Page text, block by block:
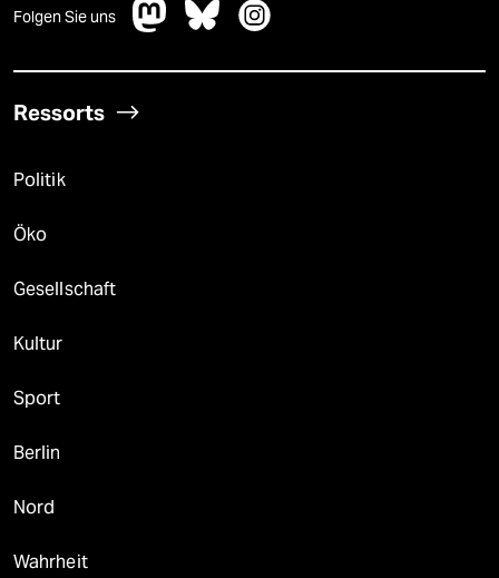
Folgen Sie uns
Ressorts
Politik
Öko
Gesellschaft
Kultur
Sport
Berlin
Nord
Wahrheit